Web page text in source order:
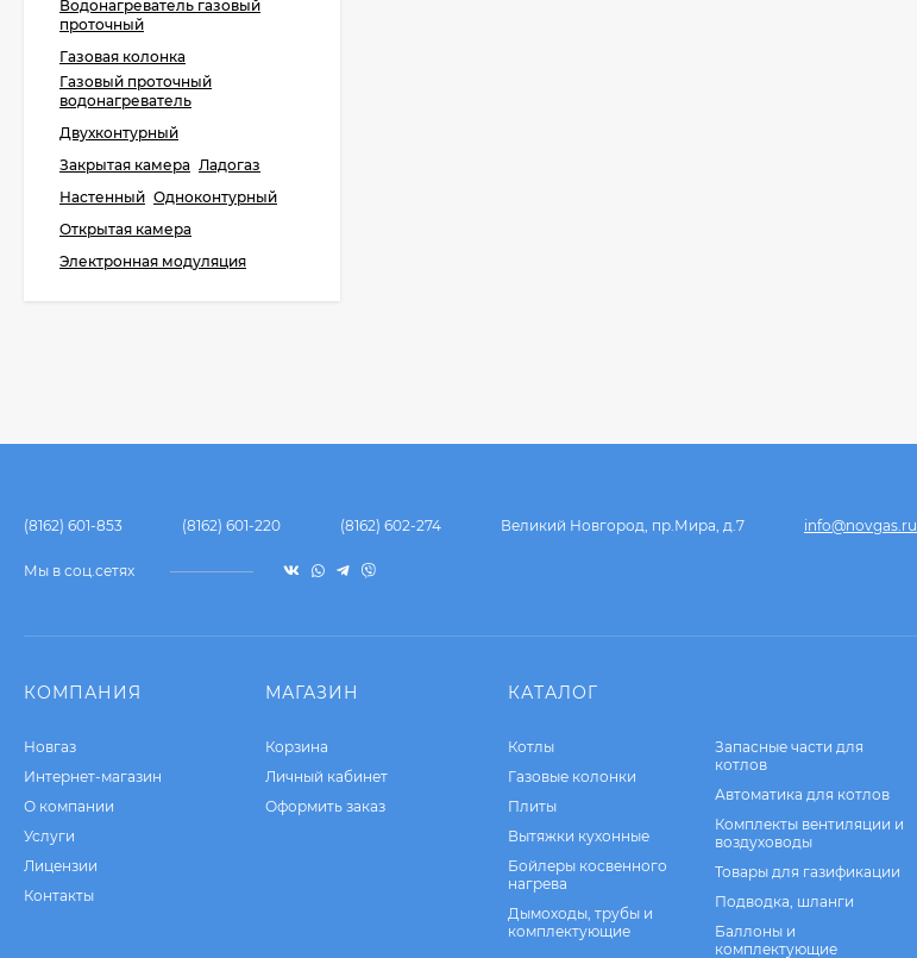
85 500 ₽
BAXI ECO Life 1.14F
60 400₽
59 300₽
BAXI ECO Nova 1.24F
BAXI ECO Nova 1.31F
Водонагреватель газовый
проточный
Газовая колонка
Газовый проточный
водонагреватель
Двухконтурный
Закрытая камера Ладогаз
Настенный Одноконтурный
Открытая камера
Электронная модуляция
(8162) 601-853 (8162) 601-220 (8162) 602-274 Великий Новгород, пр.Мира, д.7 info@novgas.ru
Мы в соц.сетях
КОМПАНИЯ
Новгаз
Интернет-магазин
О компании
Услуги
Лицензии
Контакты
МАГАЗИН
Корзина
Личный кабинет
Оформить заказ
КАТАЛОГ
Котлы
Газовые колонки
Плиты
Вытяжки кухонные
Бойлеры косвенного
нагрева
Дымоходы, трубы и
комплектующие
Запасные части для
котлов
Автоматика для котлов
Комплекты вентиляции и
воздуховоды
Товары для газификации
Подводка, шланги
Баллоны и
комплектующие